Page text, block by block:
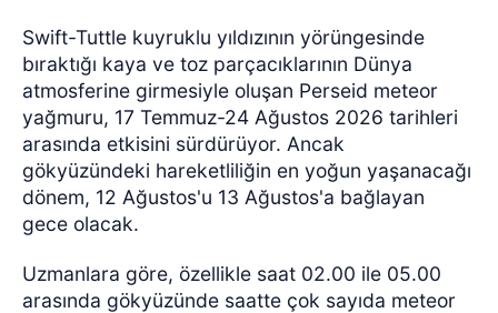
Swift-Tuttle kuyruklu yıldızının yörüngesinde
bıraktığı kaya ve toz parçacıklarının Dünya
atmosferine girmesiyle oluşan Perseid meteor
yağmuru, 17 Temmuz-24 Ağustos 2026 tarihleri
arasında etkisini sürdürüyor. Ancak
gökyüzündeki hareketliliğin en yoğun yaşanacağı
dönem, 12 Ağustos'u 13 Ağustos'a bağlayan
gece olacak.
Uzmanlara göre, özellikle saat 02.00 ile 05.00
arasında gökyüzünde saatte çok sayıda meteor